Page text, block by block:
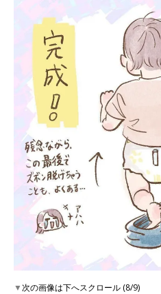
▼次の画像は下へスクロール (8/9)